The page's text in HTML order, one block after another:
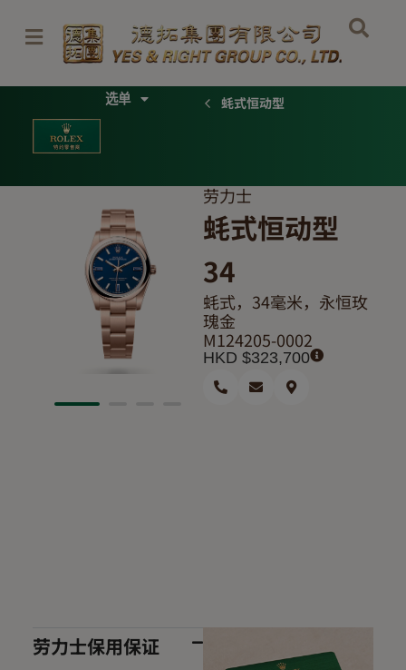
Menu 蚝式恒动型
劳力士
蚝式恒动型
34
蚝式，34毫米，永恒玫
瑰金
M124205-0002
HKD $323,700
劳力士保用保证